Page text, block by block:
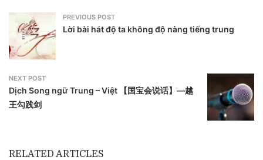
PREVIOUS POST
Lời bài hát độ ta không độ nàng tiếng trung
NEXT POST
Dịch Song ngữ Trung – Việt 【国宝会说话】—越
王勾践剑
RELATED ARTICLES